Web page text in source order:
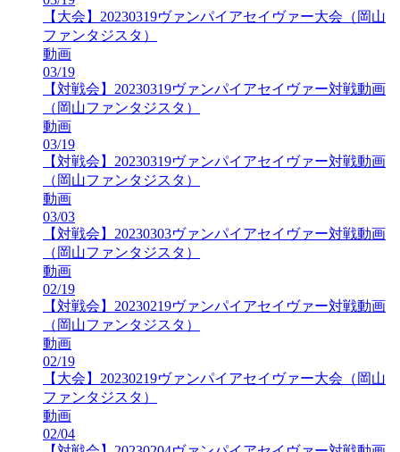
【大会】20230319ヴァンパイアセイヴァー大会（岡山
ファンタジスタ）
動画
03/19
【対戦会】20230319ヴァンパイアセイヴァー対戦動画
（岡山ファンタジスタ）
動画
03/19
【対戦会】20230319ヴァンパイアセイヴァー対戦動画
（岡山ファンタジスタ）
動画
03/03
【対戦会】20230303ヴァンパイアセイヴァー対戦動画
（岡山ファンタジスタ）
動画
02/19
【対戦会】20230219ヴァンパイアセイヴァー対戦動画
（岡山ファンタジスタ）
動画
02/19
【大会】20230219ヴァンパイアセイヴァー大会（岡山
ファンタジスタ）
動画
02/04